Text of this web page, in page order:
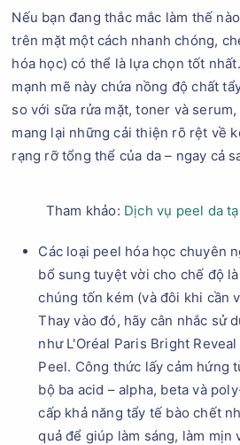
Nếu bạn đang thắc mắc làm thế
trên mặt một cách nhanh chóng,
hóa học) có thể là lựa chọn tốt
mạnh mẽ này chứa nồng độ chất
so với sữa rửa mặt, toner và
mang lại những cải thiện rõ rệt về
rạng rỡ tổng thể của da – ngay cả
Tham khảo: Dịch vụ peel da
Các loại peel hóa học chuyên
bổ sung tuyệt vời cho chế độ
chúng tốn kém (và đôi khi cần
Thay vào đó, hãy cân nhắc sử
như L'Oréal Paris Bright
Peel. Công thức lấy cảm hứng
bộ ba acid – alpha, beta và
cấp khả năng tẩy tế bào chết
quả để giúp làm sáng, làm mịn